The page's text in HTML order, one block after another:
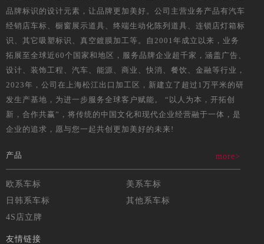
品牌标识的设计元素，让品牌更加美好。公司主营业务产品有汽车
经销店车标、橱窗展示道具、终端生动化陈列道具、连锁店灯箱标
识、其它吸塑标识、真空鍍膜加工等。自2001年成立以来，业务
拓展至全球近60个国家和地区，服务品牌企业超千家，涵盖广告、
设计、装饰工程、汽车、能源、商业、快消、餐饮、金融等行业，
2023年，公司在上海松江出口加工区，新建立了超过1万平米的研
发生产基地，为进一步服务全球客户赋能。 “以人为本，开拓创
新，合作共赢”，将传统的中国文化和现代企业经营融于一体，是
企业的追求，愿与您一起共创更加美好的未来!
产品 more>
欧系车标
美系车标
日韩系车标
其他系车标
4S店立牌
友情链接